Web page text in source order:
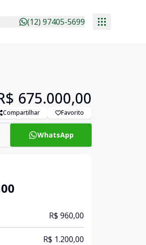
(12) 97405-5699
675.000,00
Compartilhar Favorito
WhatsApp
R$ 960,00
R$ 1.200,00